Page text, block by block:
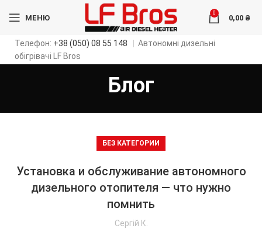
МЕНЮ
0
0,00 ₴
Телефон: +38 (050) 08 55 148
Автономні дизельні
обігрівачі LF Bros
Блог
БЕЗ КАТЕГОРИИ
Установка и обслуживание автономного
дизельного отопителя — что нужно
помнить
Сергій К.